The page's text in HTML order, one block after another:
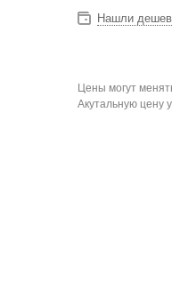
Нашли
Цены могут
Акутальную цену